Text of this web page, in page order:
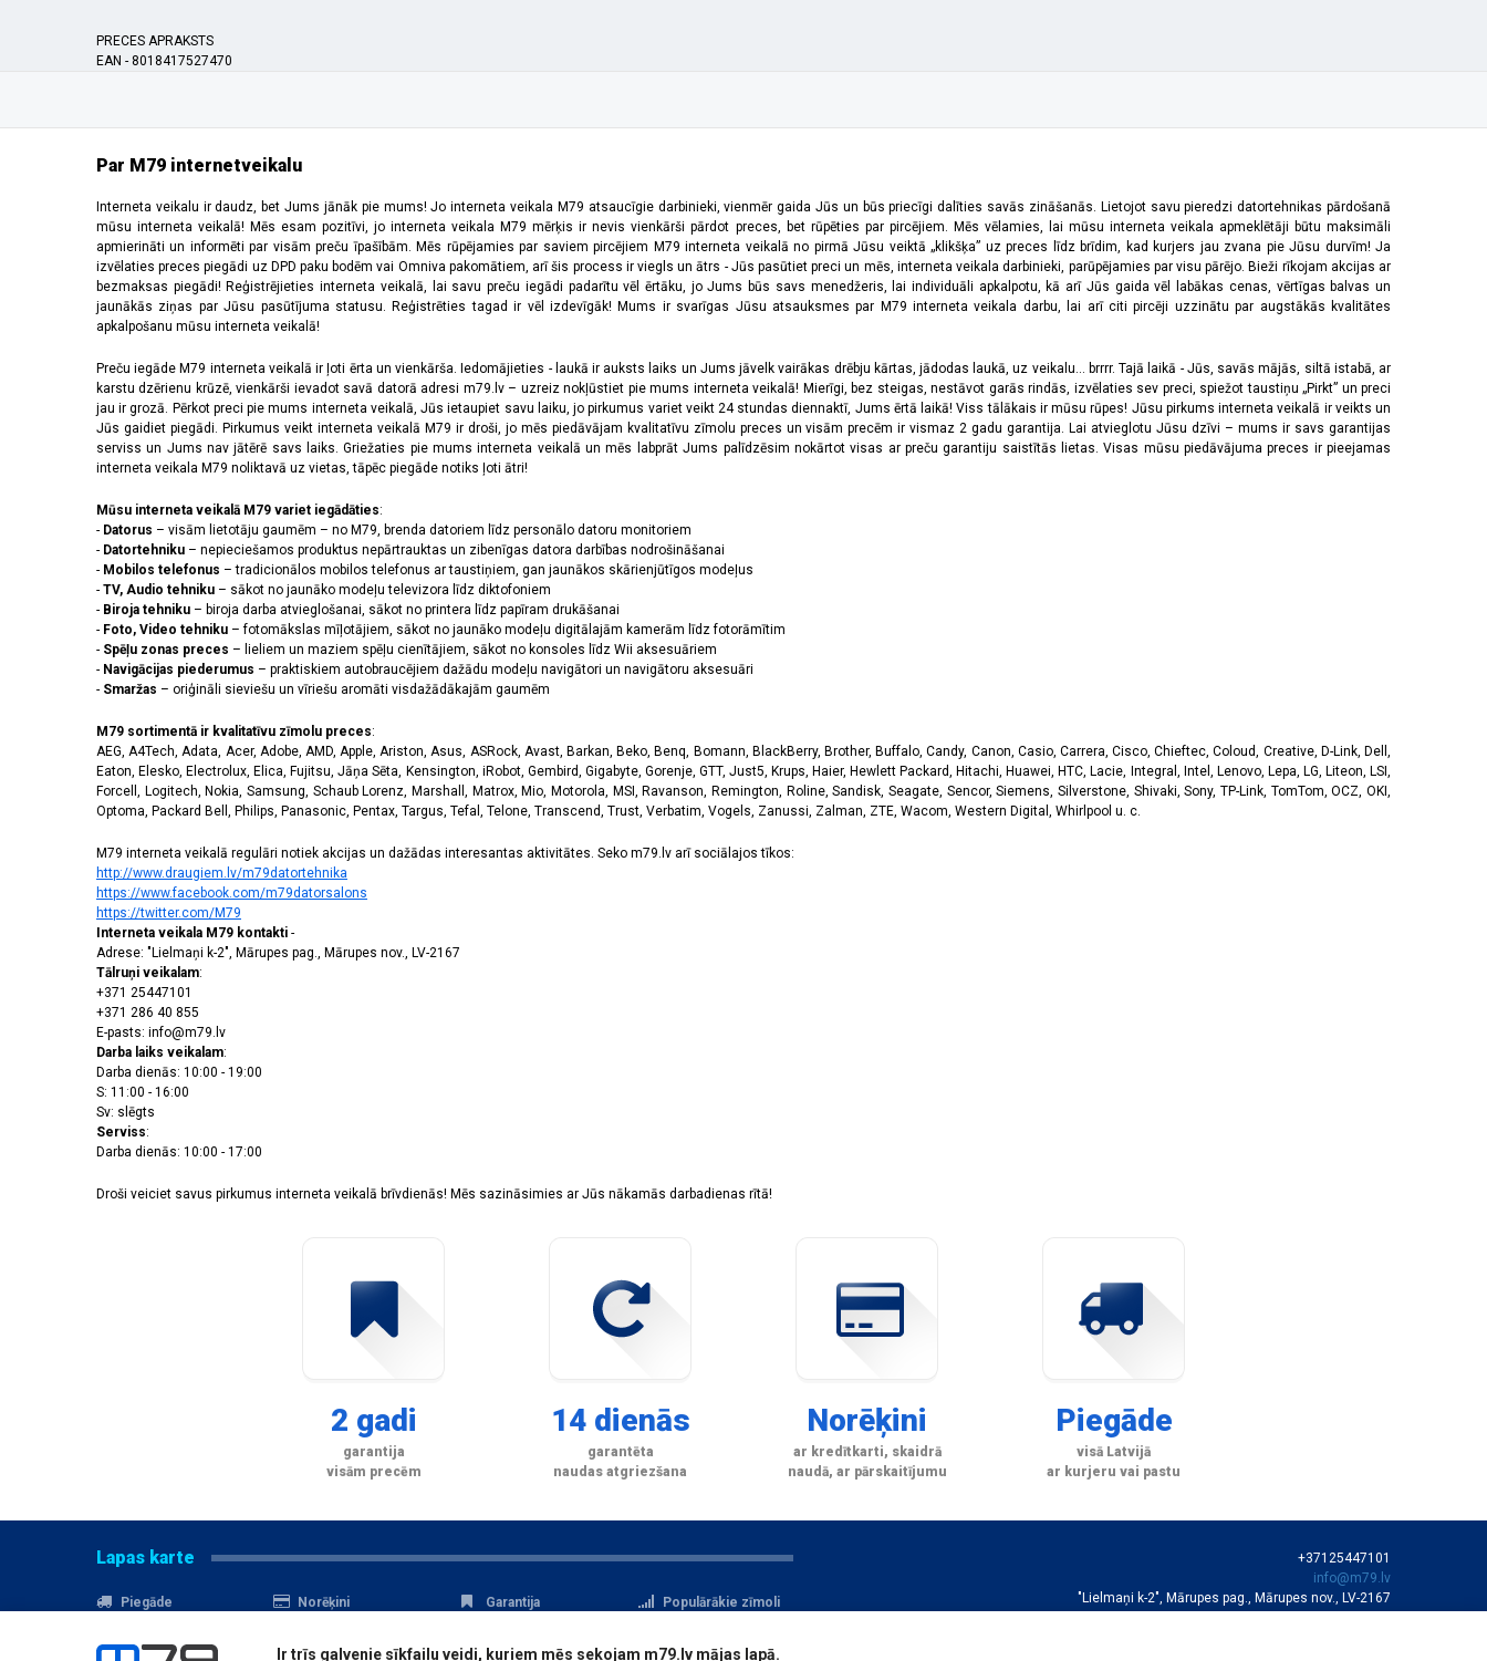
PRECES APRAKSTS
EAN - 8018417527470
Par M79 internetveikalu
Interneta veikalu ir daudz, bet Jums jānāk pie mums! Jo interneta veikala M79 atsaucīgie darbinieki, vienmēr gaida Jūs un būs priecīgi dalīties savās zināšanās. Lietojot savu pieredzi datortehnikas pārdošanā
mūsu interneta veikalā! Mēs esam pozitīvi, jo interneta veikala M79 mērķis ir nevis vienkārši pārdot preces, bet rūpēties par pircējiem. Mēs vēlamies, lai mūsu interneta veikala apmeklētāji būtu maksimāli
apmierināti un informēti par visām preču īpašībām. Mēs rūpējamies par saviem pircējiem M79 interneta veikalā no pirmā Jūsu veiktā „klikšķa” uz preces līdz brīdim, kad kurjers jau zvana pie Jūsu durvīm! Ja
izvēlaties preces piegādi uz DPD paku bodēm vai Omniva pakomātiem, arī šis process ir viegls un ātrs - Jūs pasūtiet preci un mēs, interneta veikala darbinieki, parūpējamies par visu pārējo. Bieži rīkojam akcijas ar
bezmaksas piegādi! Reģistrējieties interneta veikalā, lai savu preču iegādi padarītu vēl ērtāku, jo Jums būs savs menedžeris, lai individuāli apkalpotu, kā arī Jūs gaida vēl labākas cenas, vērtīgas balvas un
jaunākās ziņas par Jūsu pasūtījuma statusu. Reģistrēties tagad ir vēl izdevīgāk! Mums ir svarīgas Jūsu atsauksmes par M79 interneta veikala darbu, lai arī citi pircēji uzzinātu par augstākās kvalitātes
apkalpošanu mūsu interneta veikalā!
Preču iegāde M79 interneta veikalā ir ļoti ērta un vienkārša. Iedomājieties - laukā ir auksts laiks un Jums jāvelk vairākas drēbju kārtas, jādodas laukā, uz veikalu... brrrr. Tajā laikā - Jūs, savās mājās, siltā istabā, ar
karstu dzērienu krūzē, vienkārši ievadot savā datorā adresi m79.lv – uzreiz nokļūstiet pie mums interneta veikalā! Mierīgi, bez steigas, nestāvot garās rindās, izvēlaties sev preci, spiežot taustiņu „Pirkt” un preci
jau ir grozā. Pērkot preci pie mums interneta veikalā, Jūs ietaupiet savu laiku, jo pirkumus variet veikt 24 stundas diennaktī, Jums ērtā laikā! Viss tālākais ir mūsu rūpes! Jūsu pirkums interneta veikalā ir veikts un
Jūs gaidiet piegādi. Pirkumus veikt interneta veikalā M79 ir droši, jo mēs piedāvājam kvalitatīvu zīmolu preces un visām precēm ir vismaz 2 gadu garantija. Lai atvieglotu Jūsu dzīvi – mums ir savs garantijas
serviss un Jums nav jātērē savs laiks. Griežaties pie mums interneta veikalā un mēs labprāt Jums palīdzēsim nokārtot visas ar preču garantiju saistītās lietas. Visas mūsu piedāvājuma preces ir pieejamas
interneta veikala M79 noliktavā uz vietas, tāpēc piegāde notiks ļoti ātri!
Mūsu interneta veikalā M79 variet iegādāties:
- Datorus – visām lietotāju gaumēm – no M79, brenda datoriem līdz personālo datoru monitoriem
- Datortehniku – nepieciešamos produktus nepārtrauktas un zibenīgas datora darbības nodrošināšanai
- Mobilos telefonus – tradicionālos mobilos telefonus ar taustiņiem, gan jaunākos skārienjūtīgos modeļus
- TV, Audio tehniku – sākot no jaunāko modeļu televizora līdz diktofoniem
- Biroja tehniku – biroja darba atvieglošanai, sākot no printera līdz papīram drukāšanai
- Foto, Video tehniku – fotomākslas mīļotājiem, sākot no jaunāko modeļu digitālajām kamerām līdz fotorāmītim
- Spēļu zonas preces – lieliem un maziem spēļu cienītājiem, sākot no konsoles līdz Wii aksesuāriem
- Navigācijas piederumus – praktiskiem autobraucējiem dažādu modeļu navigātori un navigātoru aksesuāri
- Smaržas – oriģināli sieviešu un vīriešu aromāti visdažādākajām gaumēm
M79 sortimentā ir kvalitatīvu zīmolu preces:
AEG, A4Tech, Adata, Acer, Adobe, AMD, Apple, Ariston, Asus, ASRock, Avast, Barkan, Beko, Benq, Bomann, BlackBerry, Brother, Buffalo, Candy, Canon, Casio, Carrera, Cisco, Chieftec, Coloud, Creative, D-Link, Dell,
Eaton, Elesko, Electrolux, Elica, Fujitsu, Jāņa Sēta, Kensington, iRobot, Gembird, Gigabyte, Gorenje, GTT, Just5, Krups, Haier, Hewlett Packard, Hitachi, Huawei, HTC, Lacie, Integral, Intel, Lenovo, Lepa, LG, Liteon, LSI,
Forcell, Logitech, Nokia, Samsung, Schaub Lorenz, Marshall, Matrox, Mio, Motorola, MSI, Ravanson, Remington, Roline, Sandisk, Seagate, Sencor, Siemens, Silverstone, Shivaki, Sony, TP-Link, TomTom, OCZ, OKI,
Optoma, Packard Bell, Philips, Panasonic, Pentax, Targus, Tefal, Telone, Transcend, Trust, Verbatim, Vogels, Zanussi, Zalman, ZTE, Wacom, Western Digital, Whirlpool u. c.
M79 interneta veikalā regulāri notiek akcijas un dažādas interesantas aktivitātes. Seko m79.lv arī sociālajos tīkos:
http://www.draugiem.lv/m79datortehnika
https://www.facebook.com/m79datorsalons
https://twitter.com/M79
Interneta veikala M79 kontakti -
Adrese: "Lielmaņi k-2", Mārupes pag., Mārupes nov., LV-2167
Tālruņi veikalam:
+371 25447101
+371 286 40 855
E-pasts: info@m79.lv
Darba laiks veikalam:
Darba dienās: 10:00 - 19:00
S: 11:00 - 16:00
Sv: slēgts
Serviss:
Darba dienās: 10:00 - 17:00
Droši veiciet savus pirkumus interneta veikalā brīvdienās! Mēs sazināsimies ar Jūs nākamās darbadienas rītā!
2 gadi
garantija
visām precēm
14 dienās
garantēta
naudas atgriezšana
Norēķini
ar kredītkarti, skaidrā
naudā, ar pārskaitījumu
Piegāde
visā Latvijā
ar kurjeru vai pastu
Lapas karte
Piegāde
Norēķini
Akcijas
Serviss
Garantija
Populārākie zīmoli
Datu aizsardzība
Reģistrācija
+37125447101
info@m79.lv
"Lielmaņi k-2", Mārupes pag., Mārupes nov., LV-2167
Ir trīs galvenie sīkfailu veidi, kuriem mēs sekojam m79.lv mājas lapā.